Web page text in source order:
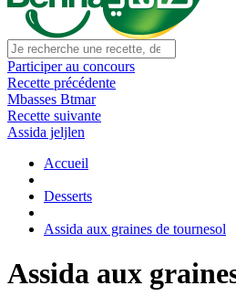
Participer au concours
Recette précédente
Mbasses Btmar
Recette suivante
Assida jeljlen
Accueil
Desserts
Assida aux graines de tournesol
Assida aux